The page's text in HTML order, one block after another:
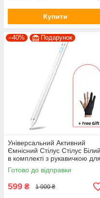
Купити
–40% Подарунок
Універсальний Активний
Ємнісний Стілус Стілус Білий
в комплекті з рукавичкою для
телефону, планшета
Готово до відправки
599 ₴ 1 000 ₴